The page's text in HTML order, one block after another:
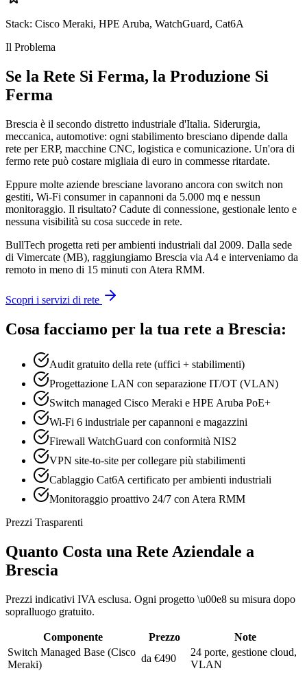
Stack: Cisco Meraki, HPE Aruba, WatchGuard, Cat6A
Il Problema
Se la Rete Si Ferma, la Produzione Si
Ferma
Brescia è il secondo distretto industriale d'Italia. Siderurgia,
meccanica, automotive: ogni stabilimento bresciano dipende dalla
rete per ERP, macchine CNC, logistica e comunicazione. Un'ora di
fermo rete può costare migliaia di euro in commesse ritardate.
Eppure molte aziende bresciane lavorano ancora con switch non
gestiti, Wi-Fi consumer in capannoni da 5.000 mq e nessun
monitoraggio. Il risultato? Cadute di connessione, gestionale lento e
nessuna visibilità su cosa succede in rete.
BullTech progetta reti per ambienti industriali dal 2009. Dalla sede
di Vimercate (MB), raggiungiamo Brescia via A4 e interveniamo da
remoto in meno di 15 minuti con Atera RMM.
Scopri i servizi di rete
Cosa facciamo per la tua rete a Brescia:
Audit gratuito della rete (uffici + stabilimenti)
Progettazione LAN con separazione IT/OT (VLAN)
Switch managed Cisco Meraki e HPE Aruba PoE+
Wi-Fi 6 industriale per capannoni e magazzini
Firewall WatchGuard con conformità NIS2
VPN site-to-site per collegare più stabilimenti
Cablaggio Cat6A certificato per ambienti industriali
Monitoraggio proattivo 24/7 con Atera RMM
Prezzi Trasparenti
Quanto Costa una Rete Aziendale a
Brescia
Prezzi indicativi IVA esclusa. Ogni progetto \u00e8 su misura dopo
sopralluogo gratuito.
Componente Prezzo
Note
Switch Managed Base (Cisco
Meraki)
da €490
24 porte, gestione cloud,
VLAN